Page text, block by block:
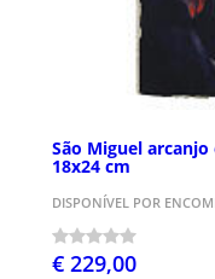
São Miguel
18x24 cm
DISPONÍVEL POR
€ 229,00